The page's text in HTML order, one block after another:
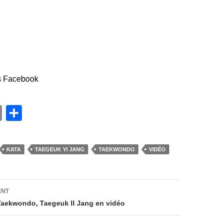
Facebook
E
ail ta
er
KATA TAEGEUK YI JANG TAEKWONDO VIDÉO
Taegeuk Il Jang en vidéo